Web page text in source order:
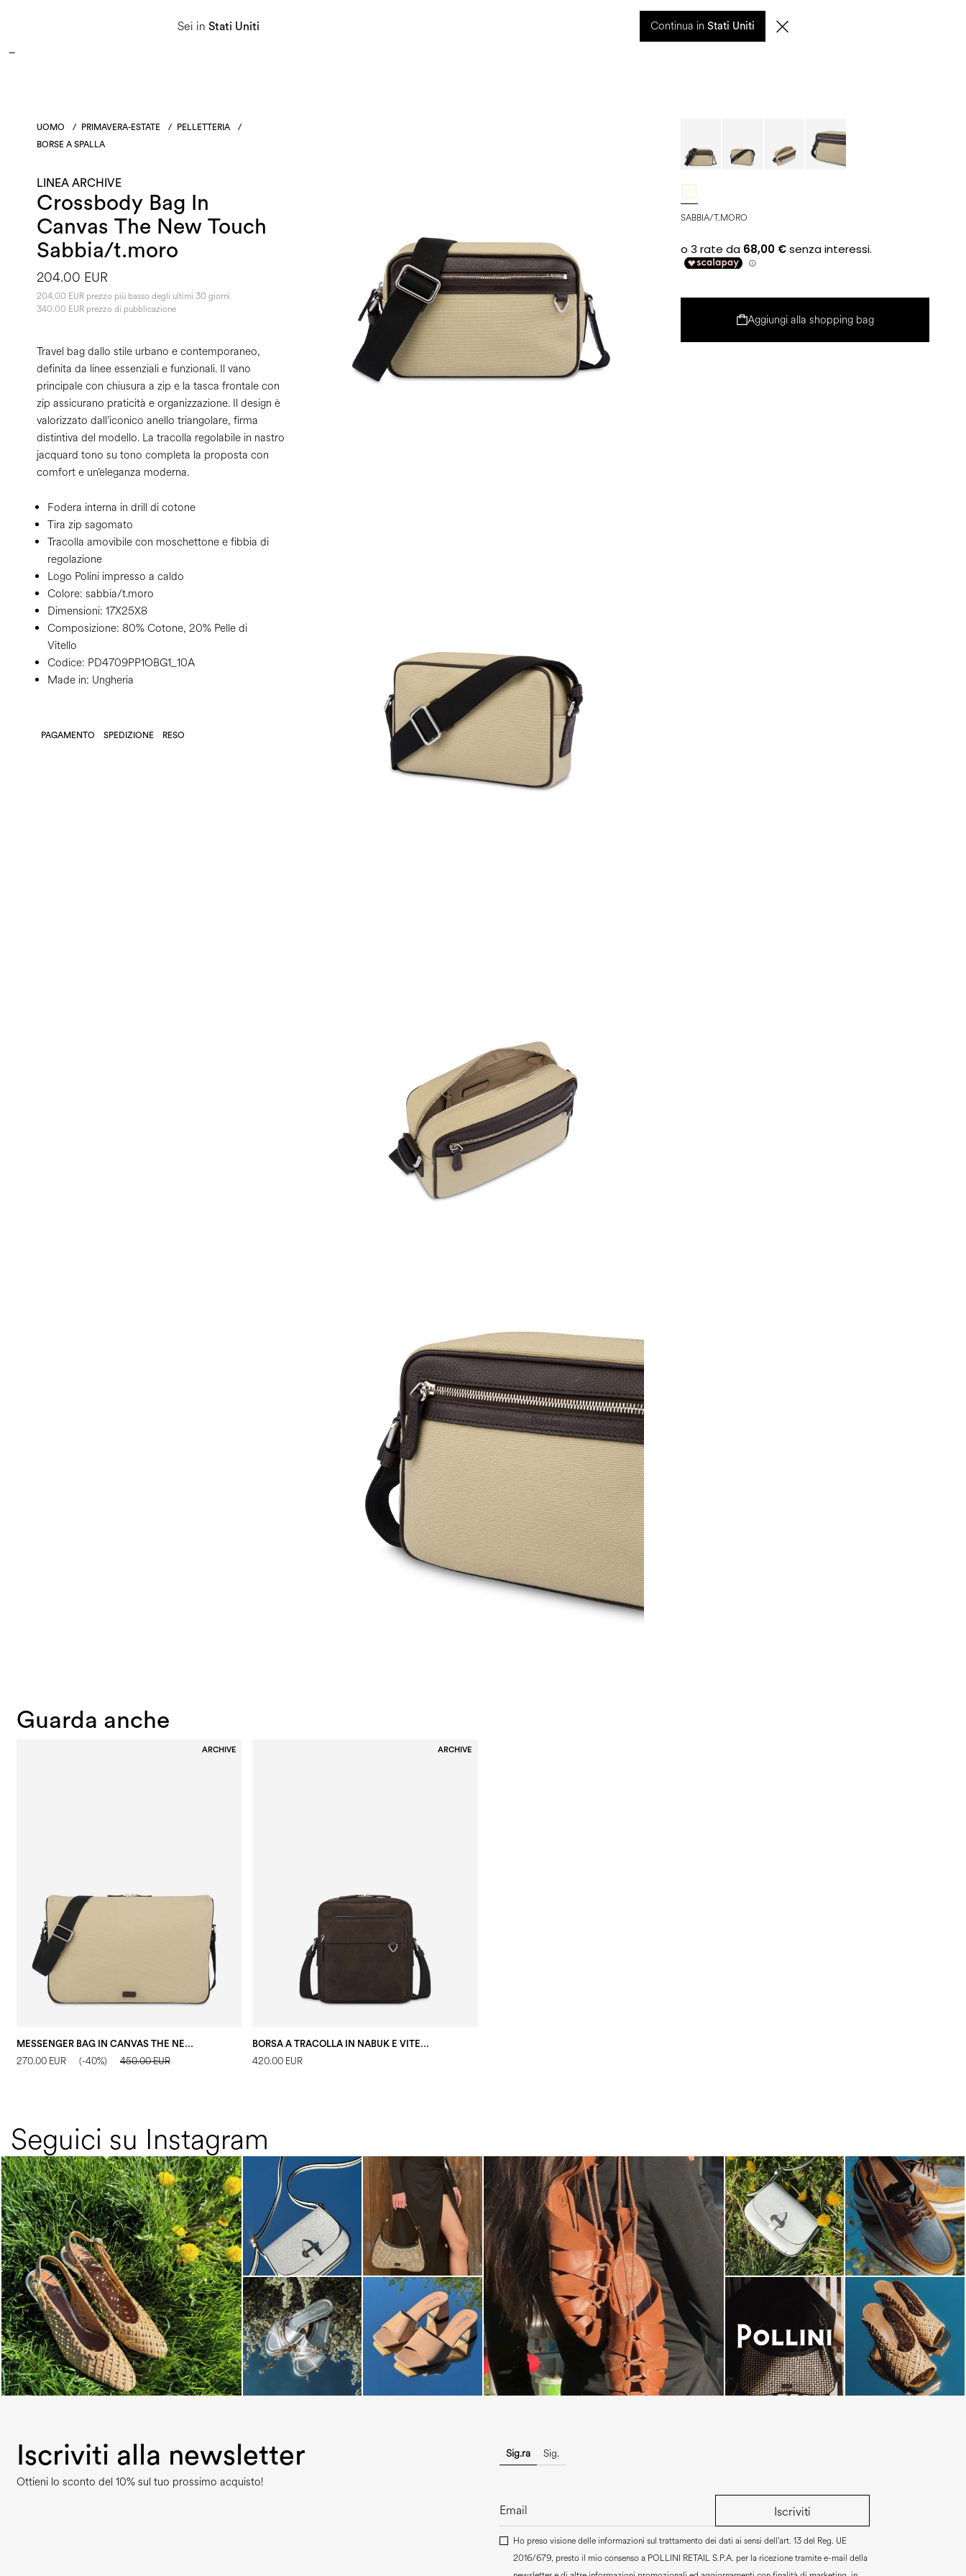
Sei in Stati Uniti Continua in Stati Uniti
APPROFITTA DEI SALDI E SCOPRI LA NUOVA COLLEZIONE AUTUNNO/INVERNO 2026. Dall'8 al 16 agosto il Servizio Clienti non sarà operativo. Le richieste e gli eventuali ritardi nelle spedizioni saranno gestiti a partire dal 17 agosto.
UOMO / PRIMAVERA-ESTATE / PELLETTERIA
/
BORSE A SPALLA
LINEA ARCHIVE
Crossbody Bag In
Canvas The New Touch
Sabbia/t.moro
204.00 EUR
204.00 EUR prezzo più basso degli ultimi 30 giorni
340.00 EUR prezzo di pubblicazione
Travel bag dallo stile urbano e contemporaneo,
definita da linee essenziali e funzionali. Il vano
principale con chiusura a zip e la tasca frontale con
zip assicurano praticità e organizzazione. Il design è
valorizzato dall’iconico anello triangolare, firma
distintiva del modello. La tracolla regolabile in nastro
jacquard tono su tono completa la proposta con
comfort e un’eleganza moderna.
Fodera interna in drill di cotone
Tira zip sagomato
Tracolla amovibile con moschettone e fibbia di
regolazione
Logo Polini impresso a caldo
Colore: sabbia/t.moro
Dimensioni: 17X25X8
Composizione: 80% Cotone, 20% Pelle di
Vitello
Codice: PD4709PP1OBG1_10A
Made in: Ungheria
PAGAMENTO SPEDIZIONE RESO
SABBIA/T.MORO
Aggiungi alla shopping bag
Guarda anche
ARCHIVE
MESSENGER BAG IN CANVAS THE NEW TOUCH SABBIA/T.MORO
270.00 EUR (-40%) 450.00 EUR
ARCHIVE
BORSA A TRACOLLA IN NABUK E VITELLO T.MORO/NERO
420.00 EUR
Seguici su Instagram
Choose between chunky silhouettes with
intriguing we...
Elevate your desire for a last-minute escape
with th...
Iscriviti alla newsletter
Ottieni lo sconto del 10% sul tuo prossimo acquisto!
Sig.ra Sig.
Iscriviti
Ho preso visione delle informazioni sul trattamento dei dati ai sensi dell’art. 13 del Reg. UE
2016/679, presto il mio consenso a POLLINI RETAIL S.P.A. per la ricezione tramite e-mail della